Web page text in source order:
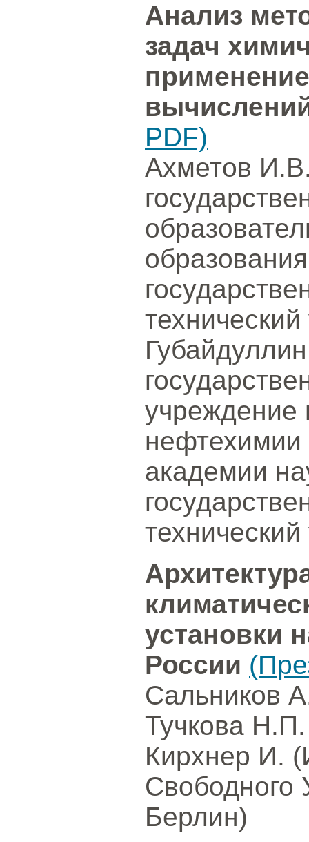
Анализ
задач
PDF)
Ахметов
учреждение
нефтехимии
академии
установки
России
Сальников
Тучкова
Кирхнер И.
Свободного
Берлин)